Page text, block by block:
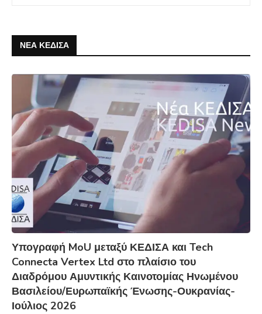
ΝΕΑ ΚΕΔΙΣΑ
Υπογραφή MoU μεταξύ ΚΕΔΙΣΑ και Tech
Connecta Vertex Ltd στο πλαίσιο του
Διαδρόμου Αμυντικής Καινοτομίας Ηνωμένου
Βασιλείου/Ευρωπαϊκής Ένωσης-Ουκρανίας-
Ιούλιος 2026